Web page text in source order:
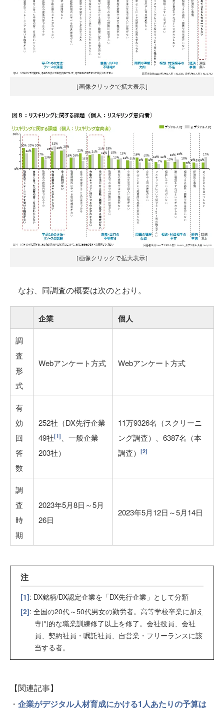
［画像クリックで拡大表示］
［画像クリックで拡大表示］
なお、同調査の概要は次のとおり。
企業 個人
調
査
形
式
Webアンケート方式 Webアンケート方式
有
効
回
答
数
252社（DX先行企業
49社[1]、一般企業
203社）
11万9326名（スクリーニ
ング調査）、6387名（本
調査） [2]
調
査
時
期
2023年5月8日～5月
26日
2023年5月12日～5月14日
注
[1]: DX銘柄/DX認定企業を「DX先行企業」として分類
[2]: 全国の20代～50代男女の勤労者。高等学校卒業に加え
専門的な職業訓練修了以上を修了。会社役員、会社
員、契約社員・嘱託社員、自営業・フリーランスに該
当する者。
【関連記事】
・ 企業がデジタル人材育成にかける1人あたりの予算は